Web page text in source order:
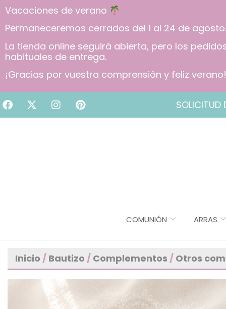
Vacaciones de verano
Permaneceremos cerrados del 1 al 24 de agosto.
La tienda online seguirá abierta, pero los
habituales de entrega.
¡Gracias por vuestra comprensión y feliz verano!
SOLICITUD
COMUNIÓN ARRAS
Inicio / Bautizo / Complementos / Otros